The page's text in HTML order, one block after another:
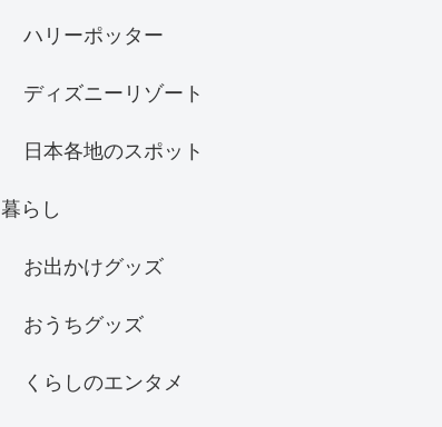
ハリーポッター
ディズニーリゾート
日本各地のスポット
暮らし
お出かけグッズ
おうちグッズ
くらしのエンタメ